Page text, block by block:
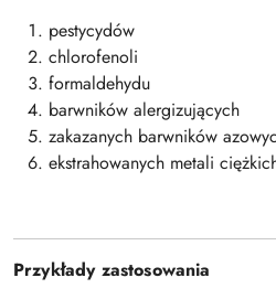
pestycydów
chlorofenoli
formaldehydu
barwników alergizujących
zakazanych barwników
ekstrahowanych metali
Przykłady zastosowania